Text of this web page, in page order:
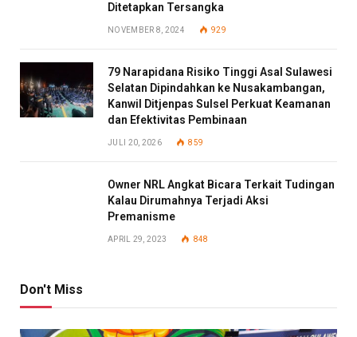
Ditetapkan Tersangka
NOVEMBER 8, 2024 929
79 Narapidana Risiko Tinggi Asal Sulawesi
Selatan Dipindahkan ke Nusakambangan,
Kanwil Ditjenpas Sulsel Perkuat Keamanan
dan Efektivitas Pembinaan
JULI 20, 2026 859
Owner NRL Angkat Bicara Terkait Tudingan
Kalau Dirumahnya Terjadi Aksi
Premanisme
APRIL 29, 2023 848
Don't Miss